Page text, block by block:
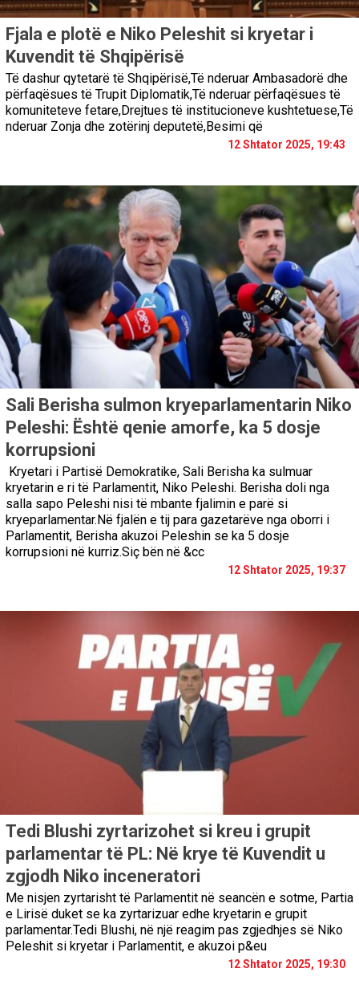
Fjala e plotë e Niko Peleshit si kryetar i
Kuvendit të Shqipërisë
Të dashur qytetarë të Shqipërisë,Të nderuar Ambasadorë dhe
përfaqësues të Trupit Diplomatik,Të nderuar përfaqësues të
komuniteteve fetare,Drejtues të institucioneve kushtetuese,Të
nderuar Zonja dhe zotërinj deputetë,Besimi që
12 Shtator 2025, 19:43
Sali Berisha sulmon kryeparlamentarin Niko
Peleshi: Është qenie amorfe, ka 5 dosje
korrupsioni
Kryetari i Partisë Demokratike, Sali Berisha ka sulmuar
kryetarin e ri të Parlamentit, Niko Peleshi. Berisha doli nga
salla sapo Peleshi nisi të mbante fjalimin e parë si
kryeparlamentar.Në fjalën e tij para gazetarëve nga oborri i
Parlamentit, Berisha akuzoi Peleshin se ka 5 dosje
korrupsioni në kurriz.Siç bën në &cc
12 Shtator 2025, 19:37
Tedi Blushi zyrtarizohet si kreu i grupit
parlamentar të PL: Në krye të Kuvendit u
zgjodh Niko inceneratori
Me nisjen zyrtarisht të Parlamentit në seancën e sotme, Partia
e Lirisë duket se ka zyrtarizuar edhe kryetarin e grupit
parlamentar.Tedi Blushi, në një reagim pas zgjedhjes së Niko
Peleshit si kryetar i Parlamentit, e akuzoi p&eu
12 Shtator 2025, 19:30